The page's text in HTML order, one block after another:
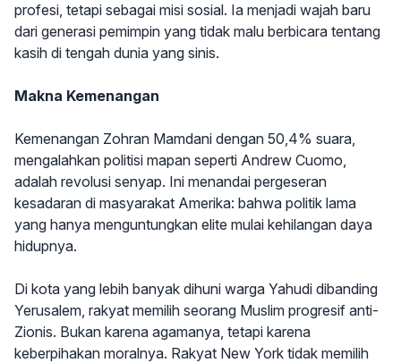
profesi, tetapi sebagai misi sosial. Ia menjadi wajah baru
dari generasi pemimpin yang tidak malu berbicara tentang
kasih di tengah dunia yang sinis.
Makna Kemenangan
Kemenangan Zohran Mamdani dengan 50,4% suara,
mengalahkan politisi mapan seperti Andrew Cuomo,
adalah revolusi senyap. Ini menandai pergeseran
kesadaran di masyarakat Amerika: bahwa politik lama
yang hanya menguntungkan elite mulai kehilangan daya
hidupnya.
Di kota yang lebih banyak dihuni warga Yahudi dibanding
Yerusalem, rakyat memilih seorang Muslim progresif anti-
Zionis. Bukan karena agamanya, tetapi karena
keberpihakan moralnya. Rakyat New York tidak memilih